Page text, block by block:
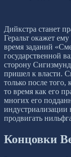
Дийкстра станет
Геральт окажет
время заданий
государственной
сторону
пришел к власти.
только после того,
то время как его
многих его
индустриализации
продвигать
Концовки